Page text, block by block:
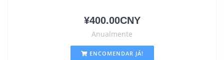
¥400.00CNY
Anualmente
ENCOMENDAR JÁ!